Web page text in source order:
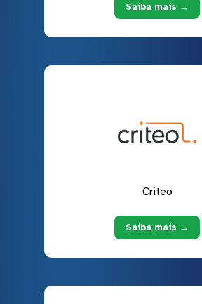
Saiba mais →
Criteo
Saiba mais →